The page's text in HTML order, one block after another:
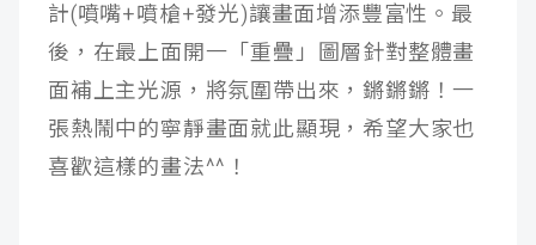
計(噴嘴+噴槍+發光)讓畫面增添豐富性。最
後，在最上面開一「重疊」圖層針對整體畫
面補上主光源，將氛圍帶出來，鏘鏘鏘！一
張熱鬧中的寧靜畫面就此顯現，希望大家也
喜歡這樣的畫法^^！